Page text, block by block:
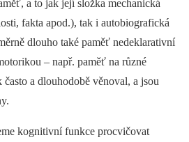
a to jak její složka mechanická
fakta apod.), tak i autobiografická
dlouho také paměť nedeklarativní
–⁠ např. paměť na různé
a dlouhodobě věnoval, a jsou
kognitivní funkce procvičovat